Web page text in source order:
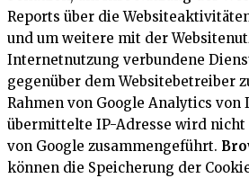
Reports über die
und um weitere mit der
Internetnutzung verbundene
gegenüber dem Websitebetreiber
Rahmen von Google Analytics von
übermittelte IP-Adresse wird
von Google zusammengeführt.
können die Speicherung der